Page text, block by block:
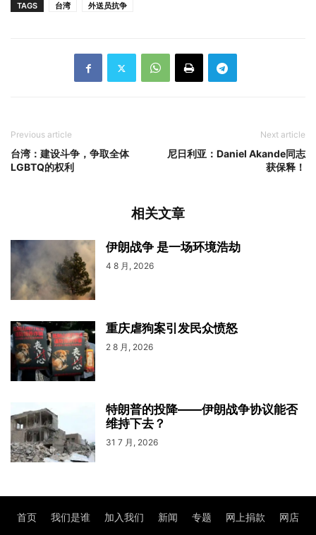
TAGS 台湾 外送员抗争
Previous article
台湾：建设斗争，争取全体
LGBTQ的权利
Next article
尼日利亚：Daniel Akande同志
获保释！
相关文章
伊朗战争 是一场环境浩劫
4 8 月, 2026
重庆虐狗案引发民众愤怒
2 8 月, 2026
特朗普的投降——伊朗战争协议能否
维持下去？
31 7 月, 2026
首页 我们是谁 加入我们 新闻 专题 网上捐款 网店